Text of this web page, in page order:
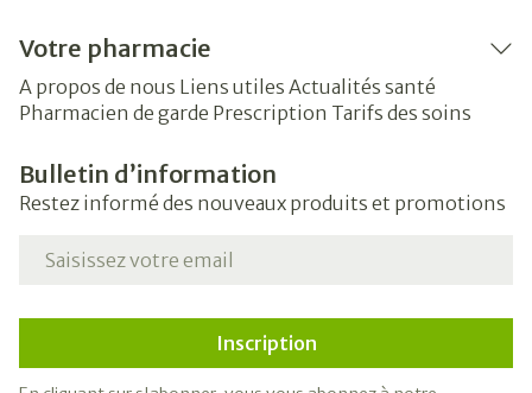
Votre pharmacie
A propos de nous Liens utiles Actualités santé
Pharmacien de garde Prescription Tarifs des soins
Bulletin d’information
Restez informé des nouveaux produits et promotions
Adresse mail
Inscription